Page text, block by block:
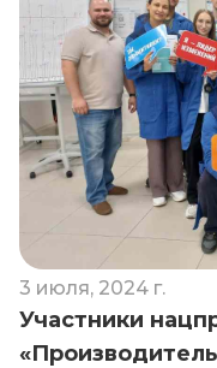
3 июля, 2024 г.
Участники